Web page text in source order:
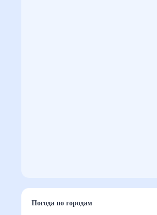
Погода по городам